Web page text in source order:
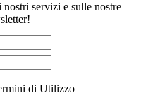
nostri servizi e sulle nostre
di Utilizzo